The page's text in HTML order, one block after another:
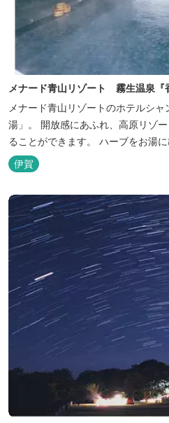
メナード青山リゾート 霧生温泉『
メナード青山リゾートのホテルシ
湯」。 開放感にあふれ、高原リゾ
ることができます。 ハーブをお湯
あらわれる「香りの湯」は、特に女
広々とした空間とたっぷりのお湯が
を満喫できる「露天風呂」、さら
お湯をお楽しみいただけま...
伊賀